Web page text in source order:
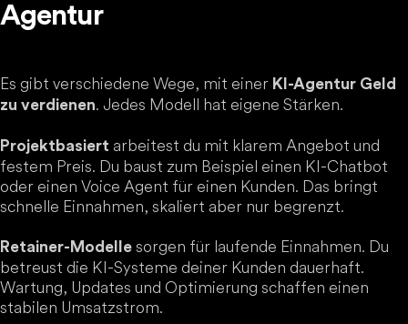
Agentur
Es gibt verschiedene Wege, mit einer KI-Agentur Geld
zu verdienen. Jedes Modell hat eigene Stärken.
Projektbasiert arbeitest du mit klarem Angebot und
festem Preis. Du baust zum Beispiel einen KI-Chatbot
oder einen Voice Agent für einen Kunden. Das bringt
schnelle Einnahmen, skaliert aber nur begrenzt.
Retainer-Modelle sorgen für laufende Einnahmen. Du
betreust die KI-Systeme deiner Kunden dauerhaft.
Wartung, Updates und Optimierung schaffen einen
stabilen Umsatzstrom.